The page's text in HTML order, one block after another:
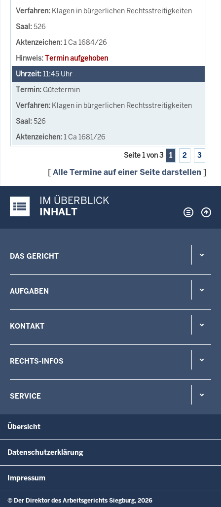
Klagen in bürgerlichen Rechtsstreitigkeiten
526
1 Ca 1684/26
Termin aufgehoben
11:45 Uhr
Gütetermin
Klagen in bürgerlichen Rechtsstreitigkeiten
526
1 Ca 1681/26
Seite 1 von 3 1 2 3
[Alle Termine auf einer Seite darstellen ]
Justiz-Portal im Überblick:
IM ÜBERBLICK
INHALT
DAS GERICHT
AUFGABEN
KONTAKT
RECHTS-INFOS
SERVICE
Übersicht
Datenschutzerklärung
Impressum
© Der Direktor des Arbeitsgerichts Siegburg, 2026